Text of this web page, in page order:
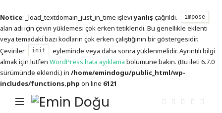
Notice: _load_textdomain_just_in_time işleviyanlış çağrıldı. impose
alan adı için çeviri yüklemesi çok erken tetiklendi. Bu genellikle eklenti
veya temadaki bazı kodların çok erken çalıştığının bir göstergesidir.
Çeviriler
init
eyleminde veya daha sonra yüklenmelidir. Ayrıntılı bilgi
almak için lütfen WordPress hata ayıklama bölümüne bakın. (Bu ileti 6.7.0
sürümünde eklendi.) in /home/emindogu/public_html/wp-
includes/functions.php on line 6121